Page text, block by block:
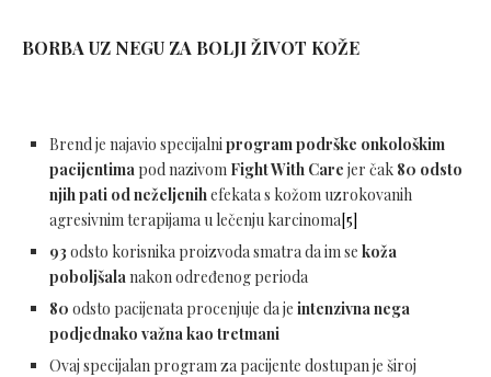
BORBA UZ NEGU ZA BOLJI ŽIVOT KOŽE
Brend je najavio specijalniprogram podrške onkološkim
pacijentima pod nazivom Fight With Care jer čak 80 odsto
njih pati od neželjenihefekata s kožom uzrokovanih
agresivnim terapijama u lečenju karcinoma[5]
93 odsto korisnika proizvoda smatra da im se koža
poboljšalanakon određenog perioda
80 odsto pacijenata procenjuje da je intenzivna nega
podjednako važna kao tretmani
Ovaj specijalan program za pacijente dostupan je široj